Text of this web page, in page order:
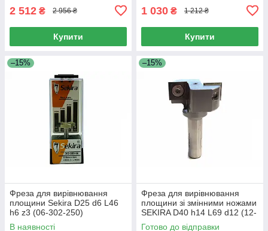
2 512 ₴ 2 956 ₴
Купити
1 030 ₴ 1 212 ₴
Купити
–15%
Фреза для вирівнювання
площини Sekira D25 d6 L46
h6 z3 (06-302-250)
В наявності
–15%
Фреза для вирівнювання
площини зі змінними ножами
SEKIRA D40 h14 L69 d12 (12-
554-400)
Готово до відправки